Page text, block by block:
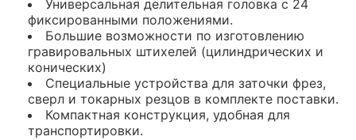
Универсальная делительная головка с 24
фиксированными положениями.
Большие возможности по изготовлению
гравировальных штихелей (цилиндрических и
конических)
Специальные устройства для заточки фрез,
сверл и токарных резцов в комплекте поставки.
Компактная конструкция, удобная для
транспортировки.